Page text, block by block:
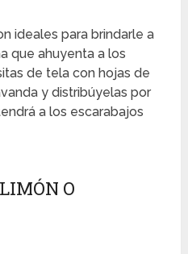
ideales para brindarle a
que ahuyenta a los
de tela con hojas de
y distribúyelas por
a los escarabajos
O